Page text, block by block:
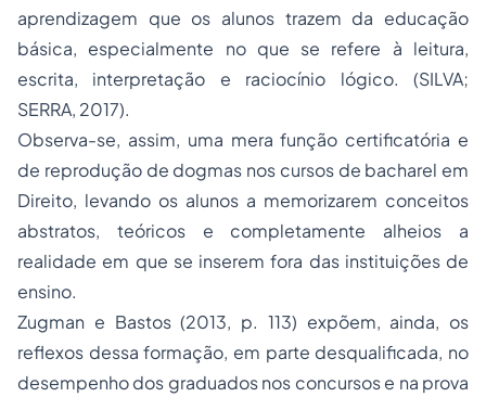
aprendizagem que os alunos trazem da educação
básica, especialmente no que se refere à leitura,
escrita, interpretação e raciocínio lógico. (SILVA;
SERRA, 2017).
Observa-se, assim, uma mera função certificatória e
de reprodução de dogmas nos cursos de bacharel em
Direito, levando os alunos a memorizarem conceitos
abstratos, teóricos e completamente alheios a
realidade em que se inserem fora das instituições de
ensino.
Zugman e Bastos (2013, p. 113) expõem, ainda, os
reflexos dessa formação, em parte desqualificada, no
desempenho dos graduados nos concursos e na prova